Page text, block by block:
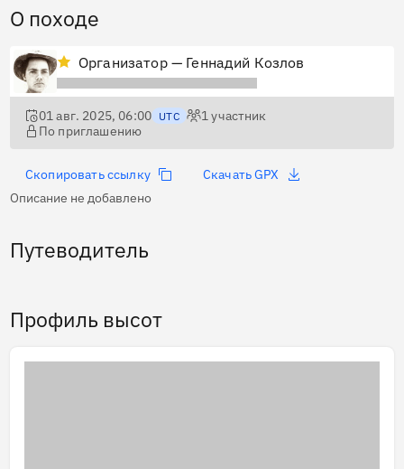
О походе
Организатор — Геннадий Козлов
01 авг. 2025, 06:00 UTC 1участник
По приглашению
Скопировать ссылку
Скачать GPX
Описание не добавлено
Путеводитель
Профиль высот